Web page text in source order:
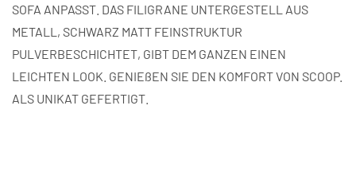
SOFA ANPASST. DAS FILIGRANE UNTERGESTELL AUS
METALL, SCHWARZ MATT FEINSTRUKTUR
PULVERBESCHICHTET, GIBT DEM GANZEN EINEN
LEICHTEN LOOK. GENIEßEN SIE DEN KOMFORT VON SCOOP.
ALS UNIKAT GEFERTIGT.